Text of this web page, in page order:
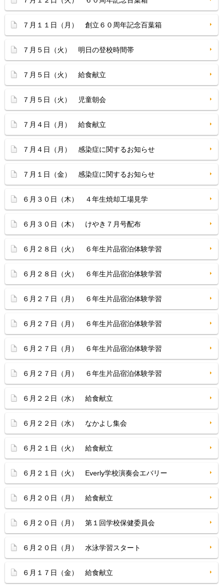
７月１１日（月） 創立６０周年記念百葉箱
７月５日（火） 明日の登校時間帯
７月５日（火） 給食献立
７月５日（火） 児童朝会
７月４日（月） 給食献立
７月４日（月） 感染症に関するお知らせ
７月１日（金） 感染症に関するお知らせ
６月３０日（木） ４年生焼却工場見学
６月３０日（木） けやき７月号配布
６月２８日（火） ６年生片品宿泊体験学習
６月２８日（火） ６年生片品宿泊体験学習
６月２７日（月） ６年生片品宿泊体験学習
６月２７日（月） ６年生片品宿泊体験学習
６月２７日（月） ６年生片品宿泊体験学習
６月２７日（月） ６年生片品宿泊体験学習
６月２２日（水） 給食献立
６月２２日（水） なかよし集会
６月２１日（火） 給食献立
６月２１日（火） Everly学校演奏会エバリー
６月２０日（月） 給食献立
６月２０日（月） 第１回学校保健委員会
６月２０日（月） 水泳学習スタート
６月１７日（金） 給食献立